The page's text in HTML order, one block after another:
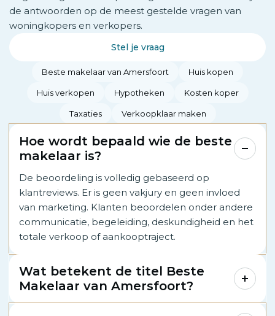
de antwoorden op de meest gestelde vragen van
woningkopers en verkopers.
Stel je vraag
Beste makelaar van Amersfoort Huis kopen
Huis verkopen Hypotheken Kosten koper
Taxaties Verkoopklaar maken
Hoe wordt bepaald wie de beste
makelaar is?
De beoordeling is volledig gebaseerd op
klantreviews. Er is geen vakjury en geen invloed
van marketing. Klanten beoordelen onder andere
communicatie, begeleiding, deskundigheid en het
totale verkoop of aankooptraject.
Wat betekent de titel Beste
Makelaar van Amersfoort?